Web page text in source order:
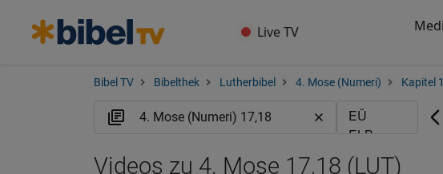
Live TV
Bibel TV Bibelthek Lutherbibel 4. Mose (Numeri) Kapitel
Videos zu 4. Mose 17,18 (LUT)